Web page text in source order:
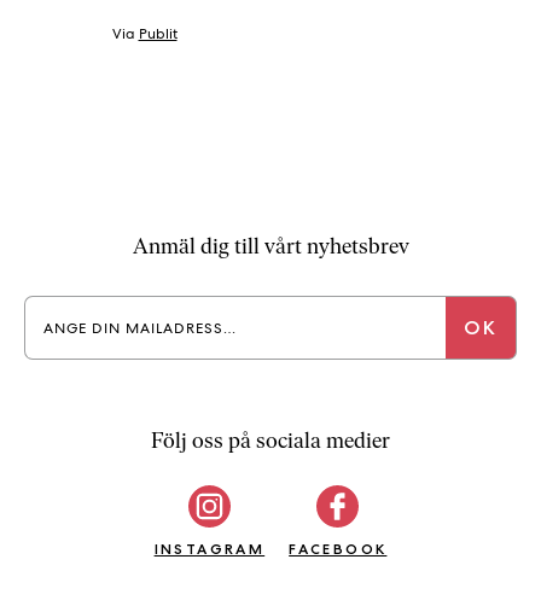
Via Publit
Anmäl dig till vårt nyhetsbrev
Följ oss på sociala medier
INSTAGRAM FACEBOOK